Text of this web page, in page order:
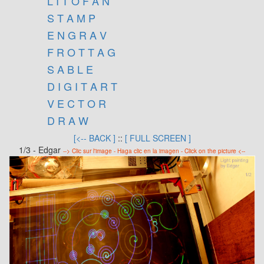
S T A M P
E N G R A V
F R O T T A G
S A B L E
D I G I T A R T
V E C T O R
D R A W
[<-- BACK ] :: [ FULL SCREEN ]
1/3 - Edgar --> Clic sur l'image - Haga clic en la imagen - Click on the picture <--